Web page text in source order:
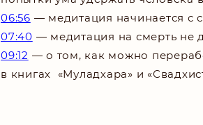
06:56 — медитация начинается с
07:40 — медитация на смерть не
09:12 — о том, как можно
в книгах «Муладхара» и